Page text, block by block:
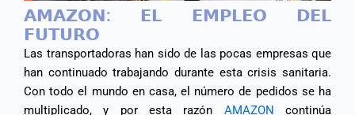
𝗔𝗠𝗔𝗭𝗢𝗡: 𝗘𝗟 𝗘𝗠𝗣𝗟𝗘𝗢 𝗗𝗘𝗟
𝗙𝗨𝗧𝗨𝗥𝗢
​Las transportadoras han sido de las pocas empresas que
han continuado trabajando durante esta crisis sanitaria.
Con todo el mundo en casa, el número de pedidos se ha
multiplicado, y por esta razón AMAZON continúa